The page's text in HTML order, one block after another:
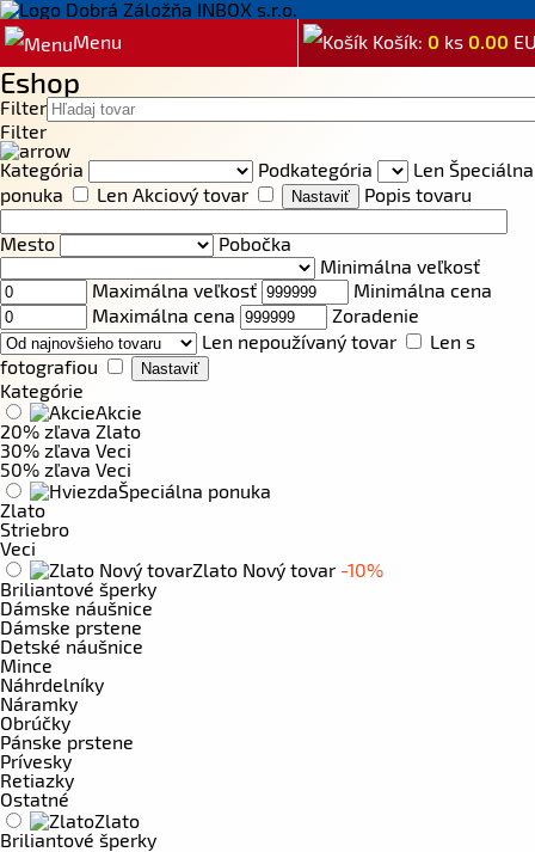
Menu Košík: 0 ks 0.00
Eshop
Filter
Filter
Kategória
Podkategória
Len Špeciálna
ponuka
Len Akciový tovar Popis tovaru
Mesto
Pobočka
Minimálna veľkosť
Maximálna veľkosť
Minimálna cena
Maximálna cena
Zoradenie
Len nepoužívaný tovar
Len s
fotografiou
Kategórie
Akcie
20% zľava Zlato
30% zľava Veci
50% zľava Veci
Špeciálna ponuka
Zlato
Striebro
Veci
Zlato Nový tovar -10%
Briliantové šperky
Dámske náušnice
Dámske prstene
Detské náušnice
Mince
Náhrdelníky
Náramky
Obrúčky
Pánske prstene
Prívesky
Retiazky
Ostatné
Zlato
Briliantové šperky